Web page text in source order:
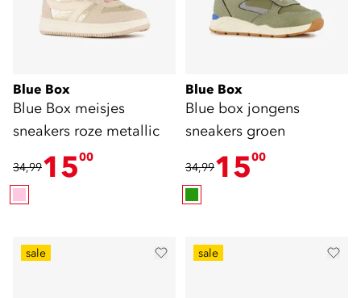
Blue Box
Blue Box meisjes
sneakers roze metallic
34,991500
Blue Box
Blue box jongens
sneakers groen
34,991500
sale sale